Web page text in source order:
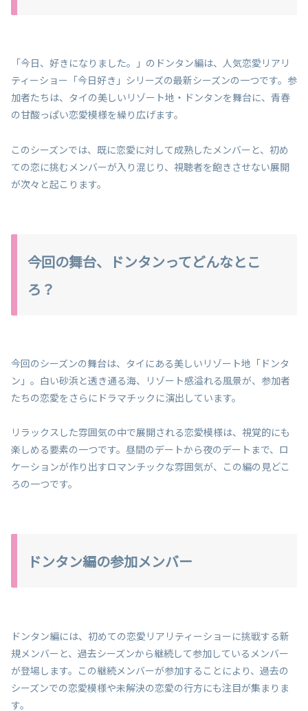
「今日、好きになりました。」のドンタン編は、人気恋愛リアリ
ティーショー「今日好き」シリーズの最新シーズンの一つです。参
加者たちは、タイの美しいリゾート地・ドンタンを舞台に、青春
の甘酸っぱい恋愛模様を繰り広げます。
このシーズンでは、既に恋愛に対して成熟したメンバーと、初め
ての恋に挑むメンバーが入り混じり、視聴者を飽きさせない展開
が次々と起こります。
今回の舞台、ドンタンってどんなとこ
ろ？
今回のシーズンの舞台は、タイにある美しいリゾート地「ドンタ
ン」。白い砂浜と透き通る海、リゾート感溢れる風景が、参加者
たちの恋愛をさらにドラマチックに演出しています。
リラックスした雰囲気の中で展開される恋愛模様は、視覚的にも
楽しめる要素の一つです。昼間のデートから夜のデートまで、ロ
ケーションが作り出すロマンチックな雰囲気が、この編の見どこ
ろの一つです。
ドンタン編の参加メンバー
ドンタン編には、初めての恋愛リアリティーショーに挑戦する新
規メンバーと、過去シーズンから継続して参加しているメンバー
が登場します。この継続メンバーが参加することにより、過去の
シーズンでの恋愛模様や未解決の恋愛の行方にも注目が集まりま
す。